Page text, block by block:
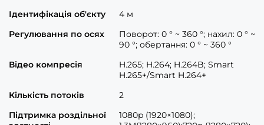
Ідентифікація об'єкту
4 м
Регулювання по осях
Поворот: 0 ° ~ 360 °; нахил: 0 ° ~
90 °; обертання: 0 ° ~ 360 °
Відео компресія
H.265; H.264; H.264B; Smart
H.265+/Smart H.264+
Кількість потоків
2
Підтримка роздільної
1080p (1920×1080);